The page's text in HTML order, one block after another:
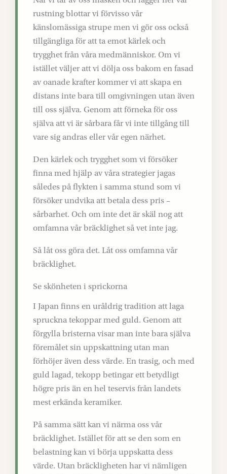
rustning blottar vi förvisso vår
känslomässiga strupe men vi gör oss också
tillgängliga för att ta emot kärlek och
trygghet från våra medmänniskor. Om vi
istället väljer att vi dölja oss bakom en fasad
av oanade krafter kommer vi att skapa en
distans inte bara till omgivningen utan även
till oss själva. Genom att förneka för oss
själva att vi är sårbara får vi inte tillgång till
vare sig andras eller vår egen närhet.
Den kärlek och trygghet som vi försöker
finna med hjälp av våra strategier jagas
således på flykten i samma stund som vi
försöker undvika att betala dess pris –
sårbarhet. Och om inte det är skäl nog att
omfamna vår bräcklighet så vet inte jag.
Så låt oss göra det. Låt oss omfamna vår
bräcklighet.
Se skönheten i sprickorna
I Japan finns en uråldrig tradition att laga
spruckna tekoppar med guld. Genom att
förgylla bristerna visar man inte bara själva
föremålet sin uppskattning utan man
förhöjer även dess värde. En trasig, och med
guld lagad, tekopp betingar ett betydligt
högre pris än en hel teservis från landets
mest erkända keramiker.
På samma sätt kan vi närma oss vår
bräcklighet. Istället för att se den som en
belastning kan vi börja uppskatta dess
värde. Utan bräckligheten har vi nämligen